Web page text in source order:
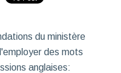
du ministère
des mots
anglaises: